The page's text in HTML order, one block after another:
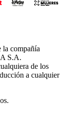
la compañía
S.A.
de los
a cualquier